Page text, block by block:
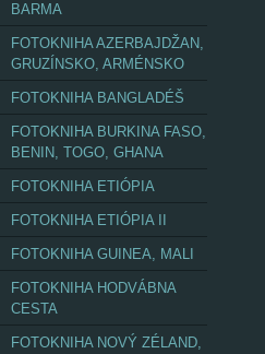
BARMA
FOTOKNIHA AZERBAJDŽAN,
GRUZÍNSKO, ARMÉNSKO
FOTOKNIHA BANGLADÉŠ
FOTOKNIHA BURKINA FASO,
BENIN, TOGO, GHANA
FOTOKNIHA ETIÓPIA
FOTOKNIHA ETIÓPIA II
FOTOKNIHA GUINEA, MALI
FOTOKNIHA HODVÁBNA
CESTA
FOTOKNIHA NOVÝ ZÉLAND,